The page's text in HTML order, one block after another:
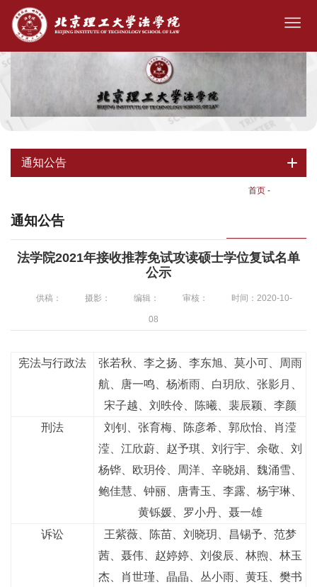
通知公告
首页 -
通知公告
法学院2021年接收推荐免试攻读硕士学位复试名单
公示
供稿： 摄影： 编辑： 审核： 时间：2020-10-
08
宪法与行政法
张若秋、李之扬、李东旭、莫小可、周雨
航、唐一鸣、杨淅雨、白玥欣、张影月、
宋子越、刘昳伶、陈曦、裴辰颖、李颜
刑法
刘钊、张育梅、陈彦希、郭欣怡、肖滢
滢、江欣蔚、赵予琪、刘行宇、余敬、刘
杨铧、欧玥伶、周洋、辛晓娟、魏涌雪、
鲍佳慧、钟丽、唐青玉、李露、杨宇琳、
黄铄媛、罗小丹、聂一雄
诉讼
王紫薇、陈苗、刘晓玥、昌锡予、范梦
茜、聂伟、赵婷婷、刘俊辰、林煦、林玉
杰、肖世瑾、晶晶、丛小雨、黄珏、樊书